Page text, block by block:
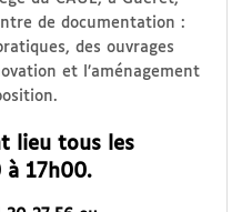
de documentation :
des ouvrages
et l’aménagement
lieu tous les
à 17h00.